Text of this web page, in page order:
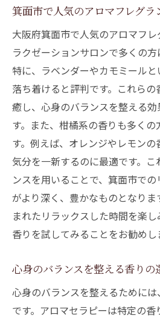
箕面市で人気のアロマフレグラ
大阪府箕面市で人気のアロマフ
ラクゼーションサロンで多くの方
特に、ラベンダーやカモミール
落ち着けると評判です。これら
癒し、心身のバランスを整える
す。また、柑橘系の香りも多く
す。例えば、オレンジやレモンの
気分を一新するのに最適です。
ンスを用いることで、箕面市で
がより深く、豊かなものとなり
まれたリラックスした時間を楽
香りを試してみることをお勧めし
心身のバランスを整える香りの
心身のバランスを整えるために
です。アロマセラピーは特定の